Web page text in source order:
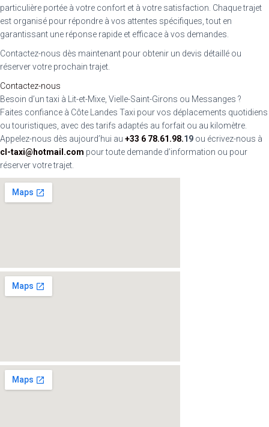
particulière portée à votre confort et à votre satisfaction. Chaque trajet
est organisé pour répondre à vos attentes spécifiques, tout en
garantissant une réponse rapide et efficace à vos demandes.
Contactez-nous dès maintenant pour obtenir un devis détaillé ou
réserver votre prochain trajet.
Contactez-nous
Besoin d’un taxi à Lit-et-Mixe, Vielle-Saint-Girons ou Messanges ?
Faites confiance à Côte Landes Taxi pour vos déplacements quotidiens
ou touristiques, avec des tarifs adaptés au forfait ou au kilomètre.
Appelez-nous dès aujourd’hui au +33 6 78.61.98.19 ou écrivez-nous à
cl-taxi@hotmail.com pour toute demande d’information ou pour
réserver votre trajet.